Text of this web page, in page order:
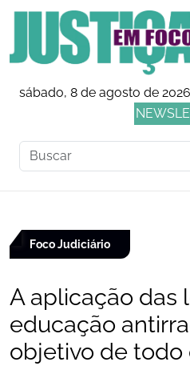
sábado, 8 de agosto de 2026
Foco Judiciário
A aplicação das
educação
objetivo de todo